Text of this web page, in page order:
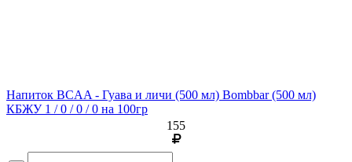
Напиток BCAA - Гуава и личи (500 мл) Bombbar(500 мл)
КБЖУ 1 / 0 / 0 / 0 на 100гр
155